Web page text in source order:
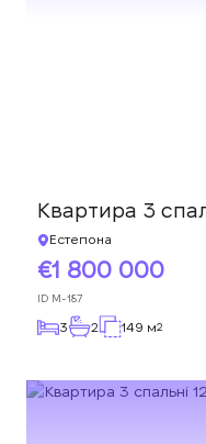
Квартира 3
Естепона
1 800 000
ID M-187
3 2 149 м2